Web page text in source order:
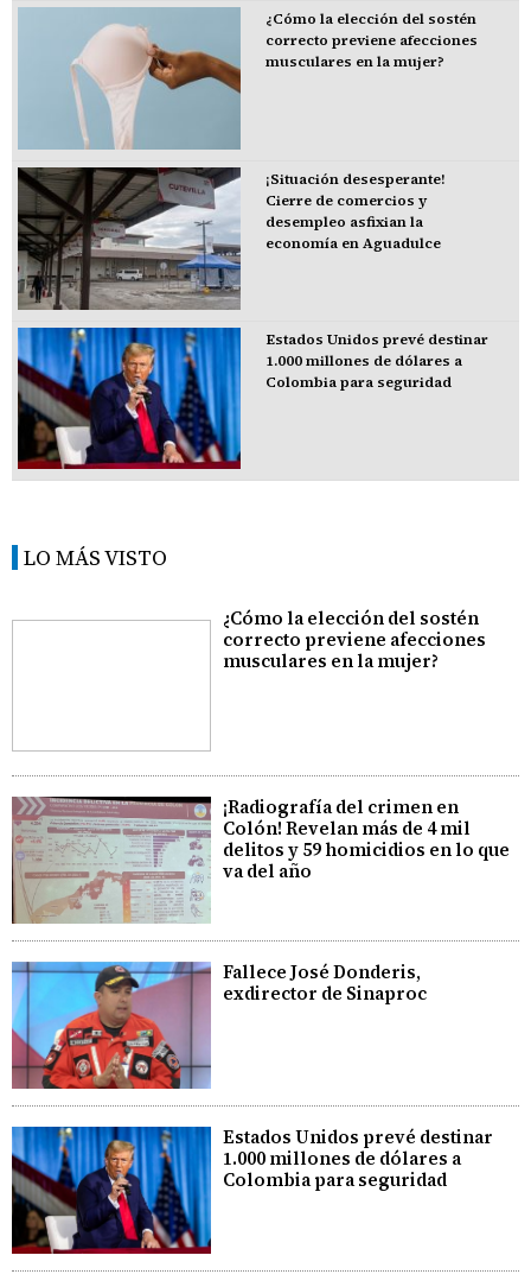
¿Cómo la elección del sostén
correcto previene afecciones
musculares en la mujer?
¡Situación desesperante!
Cierre de comercios y
desempleo asfixian la
economía en Aguadulce
Estados Unidos prevé destinar
1.000 millones de dólares a
Colombia para seguridad
LO MÁS VISTO
¿Cómo la elección del sostén
correcto previene afecciones
musculares en la mujer?
¡Radiografía del crimen en
Colón! Revelan más de 4 mil
delitos y 59 homicidios en lo que
va del año
Fallece José Donderis,
exdirector de Sinaproc
Estados Unidos prevé destinar
1.000 millones de dólares a
Colombia para seguridad